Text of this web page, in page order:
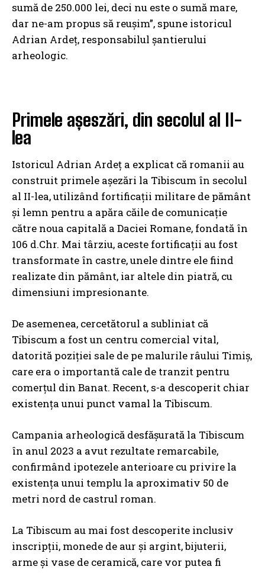
sumă de 250.000 lei, deci nu este o sumă mare,
dar ne-am propus să reușim”, spune istoricul
Adrian Ardeț, responsabilul șantierului
arheologic.
Primele așeszări, din secolul al II-
lea
Istoricul Adrian Ardeț a explicat că romanii au
construit primele așezări la Tibiscum în secolul
al II-lea, utilizând fortificații militare de pământ
și lemn pentru a apăra căile de comunicație
către noua capitală a Daciei Romane, fondată în
106 d.Chr. Mai târziu, aceste fortificații au fost
transformate în castre, unele dintre ele fiind
realizate din pământ, iar altele din piatră, cu
dimensiuni impresionante.
De asemenea, cercetătorul a subliniat că
Tibiscum a fost un centru comercial vital,
datorită poziției sale de pe malurile râului Timiș,
care era o importantă cale de tranzit pentru
comerțul din Banat. Recent, s-a descoperit chiar
existența unui punct vamal la Tibiscum.
Campania arheologică desfășurată la Tibiscum
în anul 2023 a avut rezultate remarcabile,
confirmând ipotezele anterioare cu privire la
existența unui templu la aproximativ 50 de
metri nord de castrul roman.
La Tibiscum au mai fost descoperite inclusiv
inscripții, monede de aur și argint, bijuterii,
arme și vase de ceramică, care vor putea fi